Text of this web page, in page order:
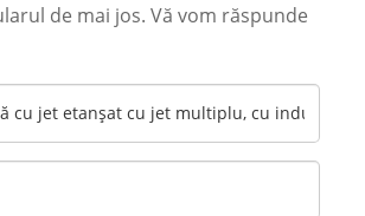
de mai jos. Vă vom răspunde